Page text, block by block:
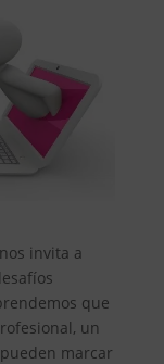
invita a
que
un
marcar